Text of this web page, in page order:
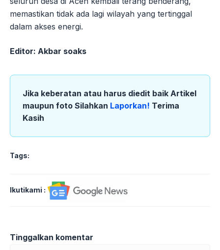
memastikan tidak ada lagi wilayah yang tertinggal
dalam akses energi.
Editor: Akbar soaks
Jika keberatan atau harus diedit baik Artikel
maupun foto Silahkan Laporkan! Terima
Kasih
Tags:
Ikutikami :
Tinggalkan komentar